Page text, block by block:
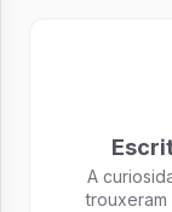
A
trouxeram